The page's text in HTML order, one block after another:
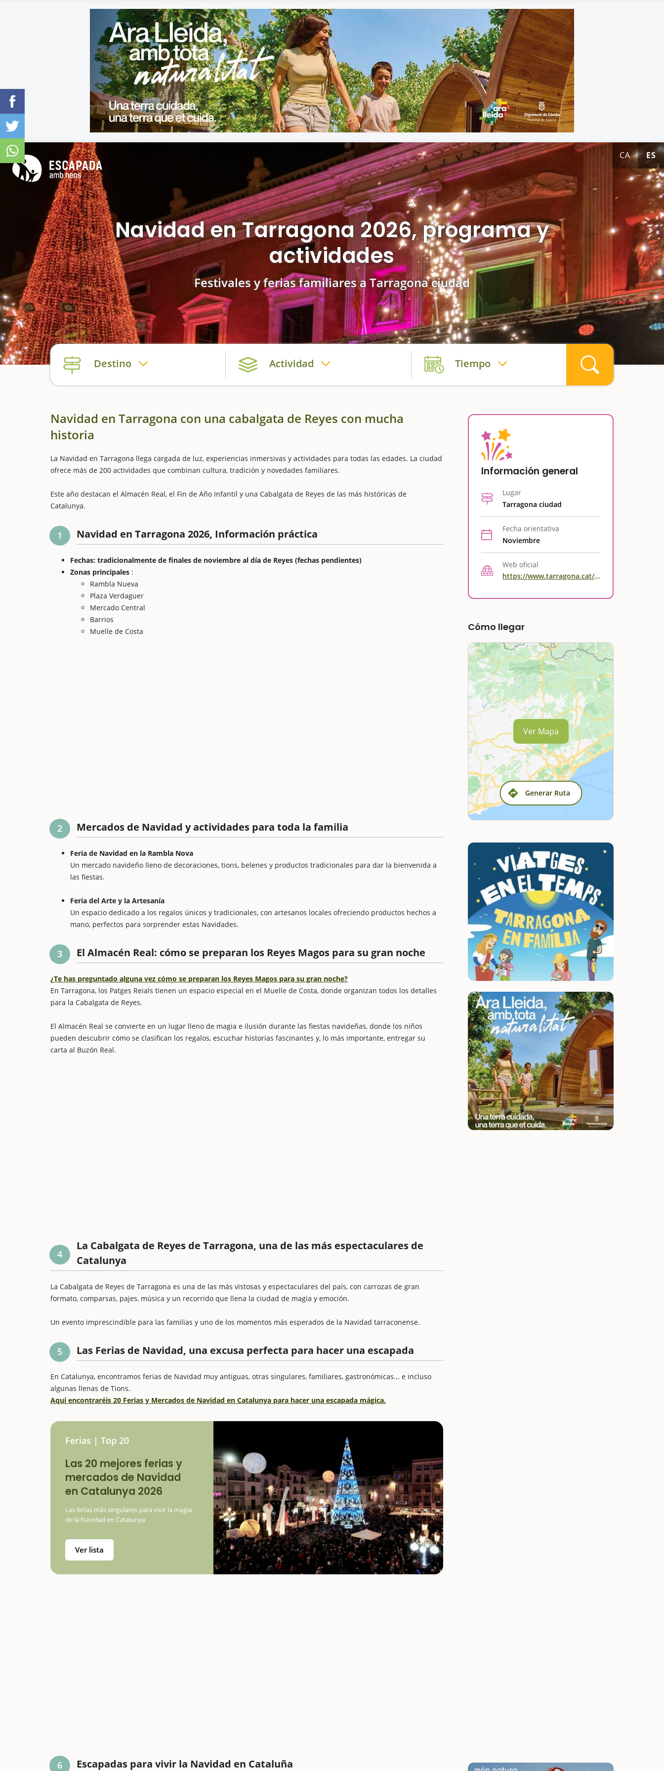
CA ES
Navidad en Tarragona 2026, programa y
actividades
Festivales y ferias familiares a Tarragona ciudad
Destino Actividad Tiempo
Navidad en Tarragona con una cabalgata de Reyes con mucha
historia
La Navidad en Tarragona llega cargada de luz, experiencias inmersivas y actividades para todas las edades. La ciudad
ofrece más de 200 actividades que combinan cultura, tradición y novedades familiares.
Este año destacan el Almacén Real, el Fin de Año Infantil y una Cabalgata de Reyes de las más históricas de
Catalunya.
1 Navidad en Tarragona 2026, Información práctica
Fechas: tradicionalmente de finales de noviembre al día de Reyes (fechas pendientes)
Zonas principales :
Rambla Nueva
Plaza Verdaguer
Mercado Central
Barrios
Muelle de Costa
2 Mercados de Navidad y actividades para toda la familia
Feria de Navidad en la Rambla Nova
Un mercado navideño lleno de decoraciones, tions, belenes y productos tradicionales para dar la bienvenida a
las fiestas.
Feria del Arte y la Artesanía
Un espacio dedicado a los regalos únicos y tradicionales, con artesanos locales ofreciendo productos hechos a
mano, perfectos para sorprender estas Navidades.
3 El Almacén Real: cómo se preparan los Reyes Magos para su gran noche
¿Te has preguntado alguna vez cómo se preparan los Reyes Magos para su gran noche?
En Tarragona, los Patges Reials tienen un espacio especial en el Muelle de Costa, donde organizan todos los detalles
para la Cabalgata de Reyes.
El Almacén Real se convierte en un lugar lleno de magia e ilusión durante las fiestas navideñas, donde los niños
pueden descubrir cómo se clasifican los regalos, escuchar historias fascinantes y, lo más importante, entregar su
carta al Buzón Real.
4
La Cabalgata de Reyes de Tarragona, una de las más espectaculares de
Catalunya
La Cabalgata de Reyes de Tarragona es una de las más vistosas y espectaculares del país, con carrozas de gran
formato, comparsas, pajes, música y un recorrido que llena la ciudad de magia y emoción.
Un evento imprescindible para las familias y uno de los momentos más esperados de la Navidad tarraconense.
5 Las Ferias de Navidad, una excusa perfecta para hacer una escapada
En Catalunya, encontramos ferias de Navidad muy antiguas, otras singulares, familiares, gastronómicas... e incluso
algunas llenas de Tions.
Aquí encontraréis 20 Ferias y Mercados de Navidad en Catalunya para hacer una escapada mágica.
Ferias | Top 20
Las 20 mejores ferias y
mercados de Navidad
en Catalunya 2026
Las ferias más singulares para vivir la magia
de la Navidad en Catalunya
Ver lista
6 Escapadas para vivir la Navidad en Cataluña
Información general
Lugar
Tarragona ciudad
Fecha orientativa
Noviembre
Web oficial
https://www.tarragona.cat/la-ciutat/nadal-a-tarragona/
Cómo llegar
Generar Ruta
Ver Mapa